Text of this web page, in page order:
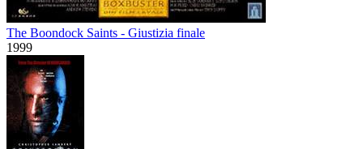
The Boondock Saints - Giustizia finale
1999